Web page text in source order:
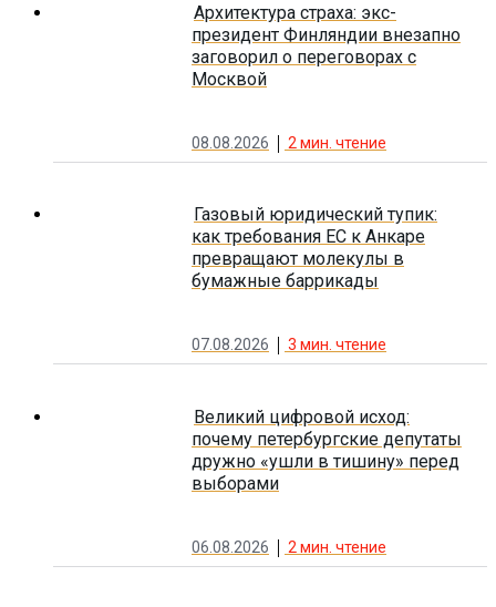
Архитектура страха: экс-
президент Финляндии внезапно
заговорил о переговорах с
Москвой
08.08.2026 2 мин. чтение
Газовый юридический тупик:
как требования ЕС к Анкаре
превращают молекулы в
бумажные баррикады
07.08.2026 3 мин. чтение
Великий цифровой исход:
почему петербургские депутаты
дружно «ушли в тишину» перед
выборами
06.08.2026 2 мин. чтение